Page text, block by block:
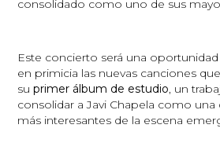
consolidado como uno de sus
Este concierto será una
en primicia las nuevas canciones
su primer álbum de estudio , un
consolidar a Javi Chapela como
más interesantes de la escena